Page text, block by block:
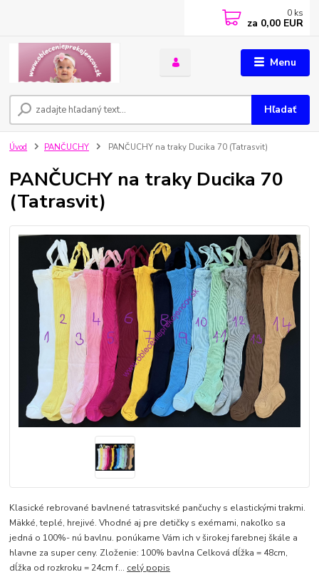
Menu
Hľadať
0 ks
za 0,00 EUR
Úvod PANČUCHY PANČUCHY na traky Ducika 70 (Tatrasvit)
PANČUCHY na traky Ducika 70
(Tatrasvit)
Klasické rebrované bavlnené tatrasvitské pančuchy s elastickými trakmi.
Mäkké, teplé, hrejivé. Vhodné aj pre detičky s exémami, nakoľko sa
jedná o 100%- nú bavlnu. ponúkame Vám ich v širokej farebnej škále a
hlavne za super ceny. Zloženie: 100% bavlna Celková dĺžka = 48cm,
dĺžka od rozkroku = 24cm f... celý popis